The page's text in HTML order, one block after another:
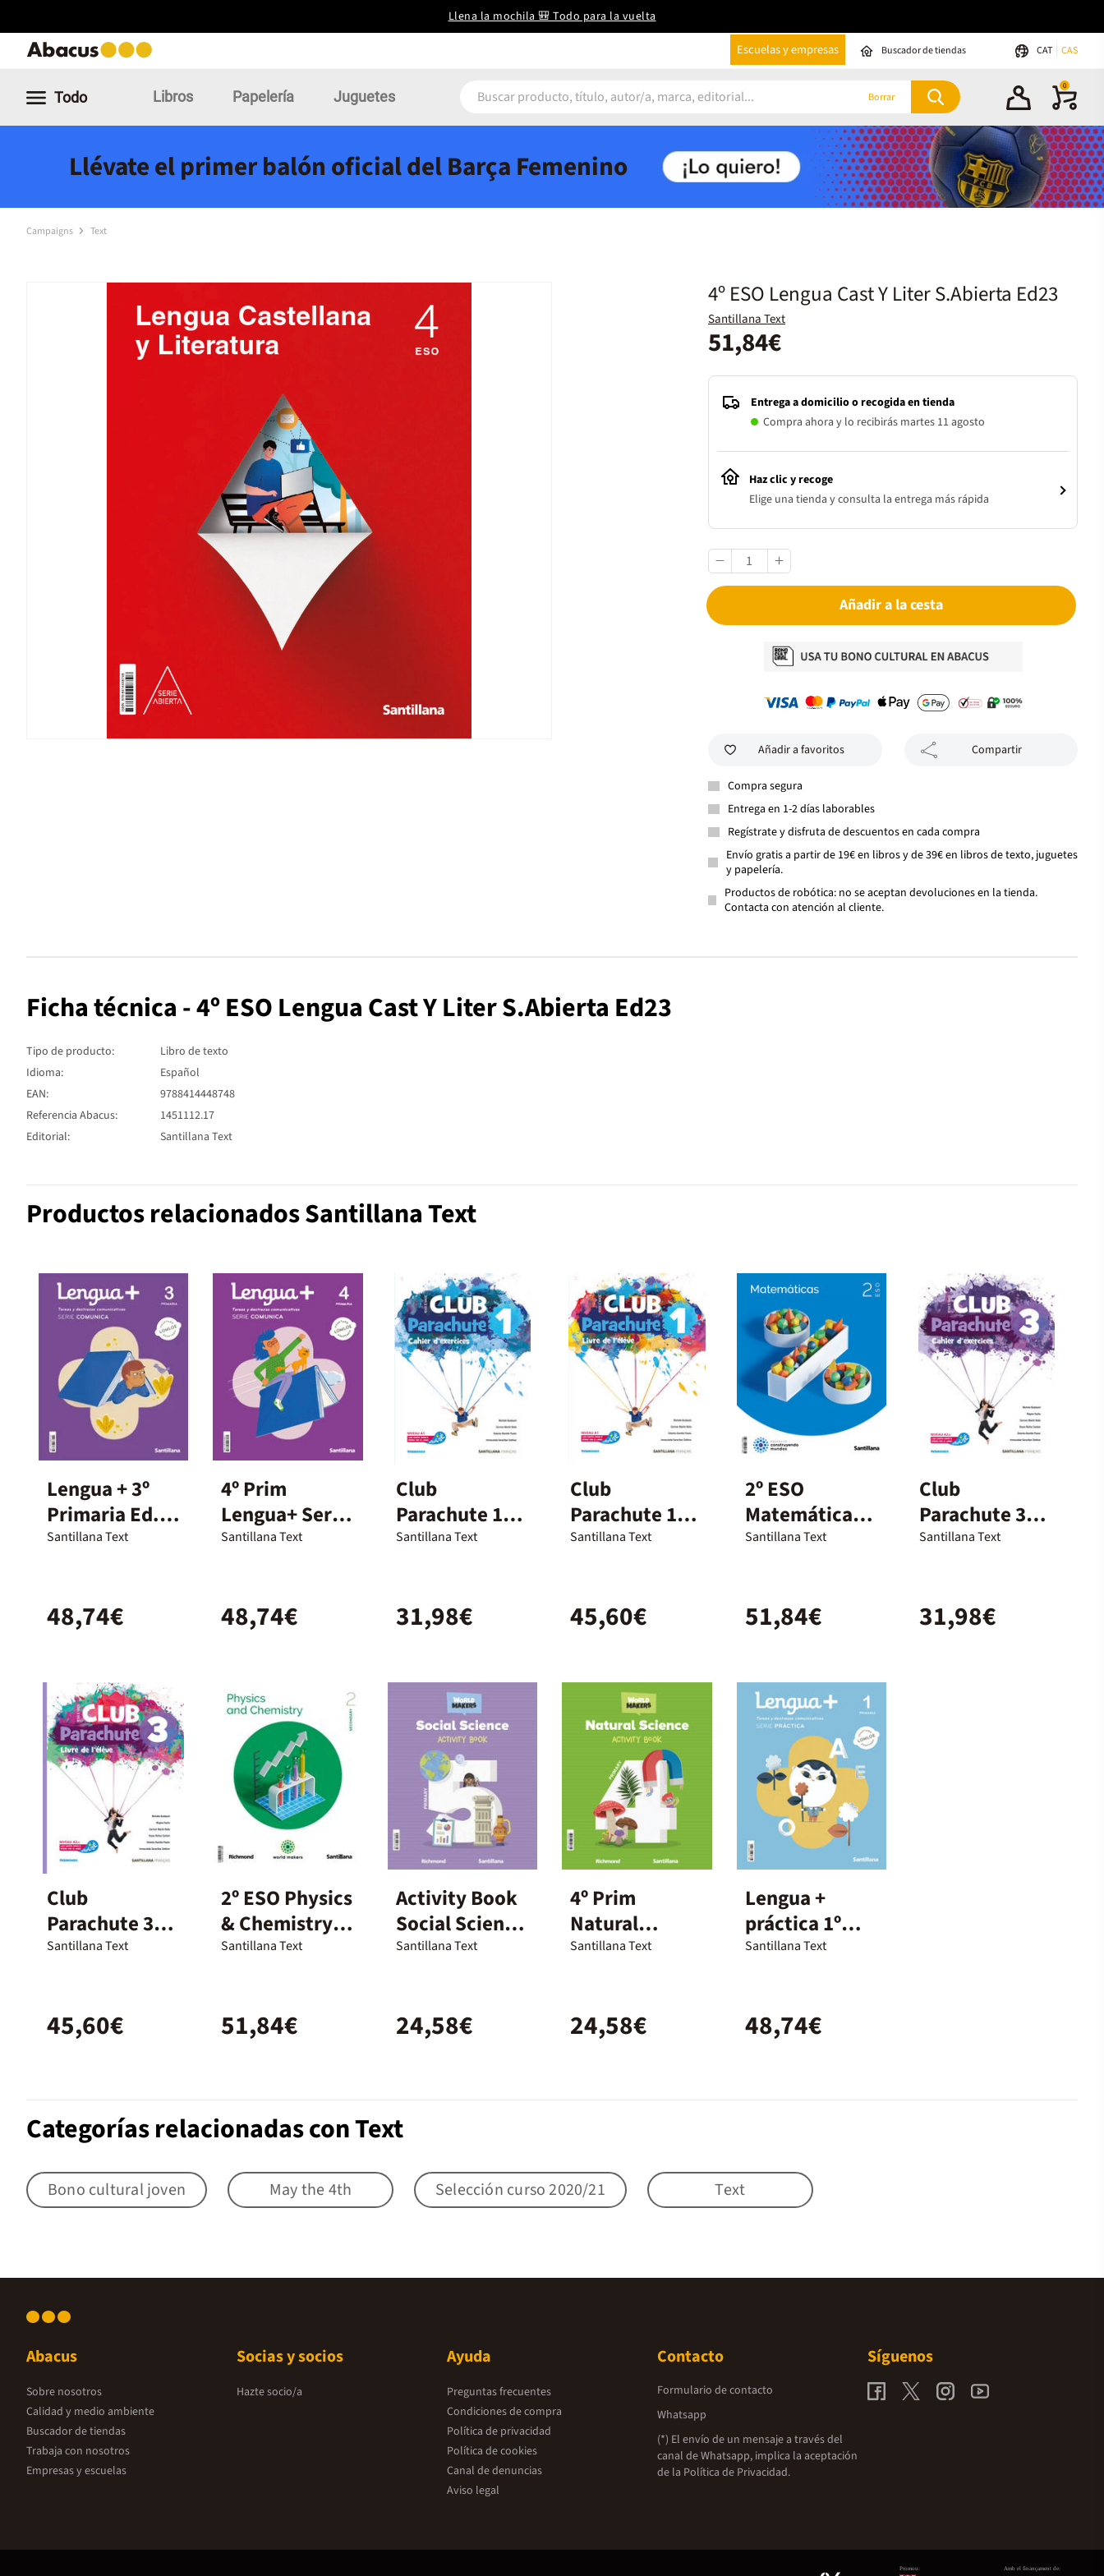
Llena la mochila 🎒 Todo para la vuelta
Escuelas y empresas Buscador de tiendas CAT CAS
Todo Libros Papelería Juguetes Borrar
0
Llévate el primer balón oficial del Barça Femenino
Campaigns Text
4º ESO Lengua Cast Y Liter S.Abierta Ed23
Santillana Text
51,84€
Entrega a domicilio o recogida en tienda
Compra ahora y lo recibirás martes 11 agosto
Haz clic y recoge
Elige una tienda y consulta la entrega más rápida
Añadir a la cesta
Añadir a favoritos Compartir
Compra segura
Entrega en 1-2 días laborables
Regístrate y disfruta de descuentos en cada compra
Envío gratis a partir de 19€ en libros y de 39€ en libros de texto, juguetes
y papelería.
Productos de robótica: no se aceptan devoluciones en la tienda.
Contacta con atención al cliente.
Ficha técnica - 4º ESO Lengua Cast Y Liter S.Abierta Ed23
Tipo de producto:
Libro de texto
Idioma:
Español
EAN:
9788414448748
Referencia Abacus:
1451112.17
Editorial:
Santillana Text
Productos relacionados Santillana Text
Lengua + 3º
Primaria Ed.
Santillana
Santillana Text
48,74€
4º Prim
Lengua+ Serie
Comunica
Santillana Text
48,74€
Club
Parachute 1
Cahier
Santillana Text
31,98€
Club
Parachute 1
Livre de
Santillana Text
45,60€
2º ESO
Matemáticas
Cm Ed23
Santillana Text
51,84€
Club
Parachute 3
Cahier
Santillana Text
31,98€
Club
Parachute 3
Livre de
Santillana Text
45,60€
2º ESO Physics
& Chemistry
Wm Ed23
Santillana Text
51,84€
Activity Book
Social Science
5 Prim Wm
Santillana Text
24,58€
4º Prim
Natural
Science
Santillana Text
24,58€
Lengua +
práctica 1º
Primaria
Santillana Text
48,74€
Categorías relacionadas con Text
Bono cultural joven May the 4th Selección curso 2020/21 Text
Abacus
Sobre nosotros
Calidad y medio ambiente
Buscador de tiendas
Trabaja con nosotros
Empresas y escuelas
Socias y socios
Hazte socio/a
Ayuda
Preguntas frecuentes
Condiciones de compra
Política de privacidad
Política de cookies
Canal de denuncias
Aviso legal
Contacto
Formulario de contacto
Whatsapp
(*) El envío de un mensaje a través del
canal de Whatsapp, implica la aceptación
de la Política de Privacidad.
Síguenos
Promou: Amb el finançament de: